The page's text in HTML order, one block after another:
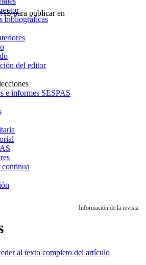
para publicar en
bibliográficas
del editor
e informes SESPAS
Información de la revista
al texto completo del artículo